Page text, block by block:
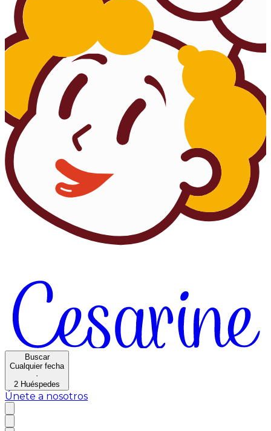
Buscar
Cualquier fecha
·
2 Huéspedes
Únete a nosotros